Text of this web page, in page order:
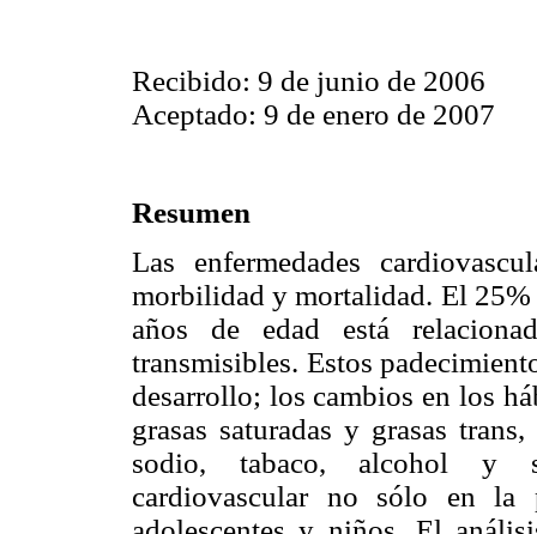
Recibido: 9 de junio de 2006
Aceptado: 9 de enero de 2007
Resumen
Las enfermedades
morbilidad y mortalidad. El
años de edad está
transmisibles. Estos
desarrollo; los cambios en los
grasas saturadas y grasas
sodio, tabaco, alcohol y
cardiovascular no sólo en la